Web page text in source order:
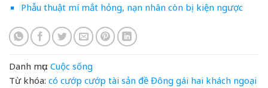
Phẫu thuật mí mắt hỏng, nạn nhân còn bị kiện ngược
Danh mục: Cuộc sống
Từ khóa: có cướp cướp tài sản đề Đông gái hai khách ngoại